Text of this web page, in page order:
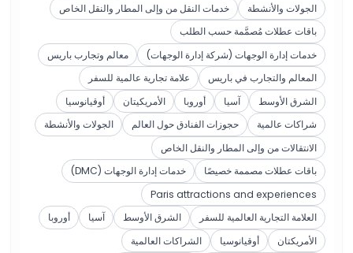
الجولات والأنشطة
خدمات النقل من وإلى المطار والنقل الخاص
باقات عطلات مُصمَّمة حسب الطلب
خدمات إدارة الوجهات (شركة إدارة الوجهات)
معالم وتجارب باريس
المعالم والتجارب في باريس
علامة تجارية عالمية للسفر
الشرق الأوسط
آسيا أوروبا الأمريكيتان
أوقيانوسيا
شراكات عالمية
حجوزات الفنادق حول العالم
الجولات والأنشطة
الانتقالات من وإلى المطار والنقل الخاص
باقات عطلات مصممة خصيصًا
خدمات إدارة الوجهات (DMC)
Paris attractions and experiences
العلامة التجارية العالمية للسفر
الشرق الأوسط آسيا
أوروبا
الأمريكتان
أوقيانوسيا
الشراكات العالمية